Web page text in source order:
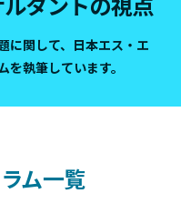
関して、 日本エス・エ
執筆しています。
ム一覧